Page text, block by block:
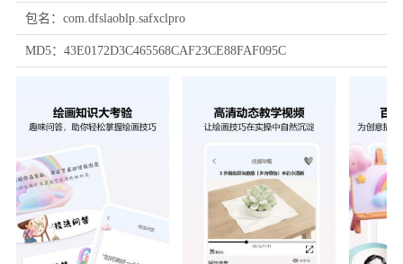
包名：com.dfslaoblp.safxclpro
MD5：43E0172D3C465568CAF23CE88FAF095C